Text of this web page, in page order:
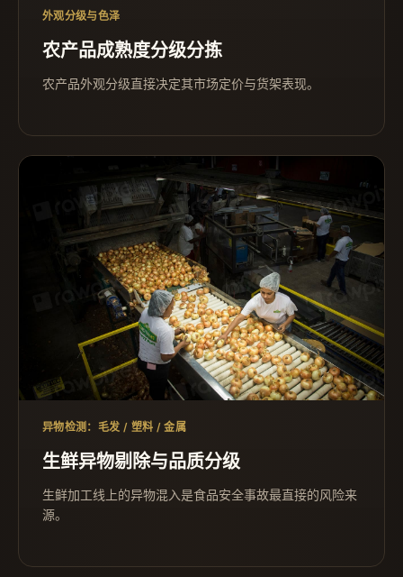
外观分级与色泽
农产品成熟度分级分拣
农产品外观分级直接决定其市场定价与货架表现。
异物检测：毛发 / 塑料 / 金属
生鲜异物剔除与品质分级
生鲜加工线上的异物混入是食品安全事故最直接的风险来
源。